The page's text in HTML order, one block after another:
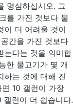
명심하십시오. 그
를 가진 것보다 물
이 더 어려울 것이
간을 가진 것보다
는다는 것을 의미합
한 물고기가 몇 개
하는 것에 대해 진
10 갤런이 가장
런이 더 쉽습니다.